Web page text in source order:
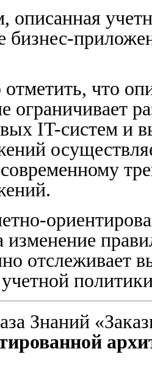
описанная
бизнес-
отметить, что
ограничивает
IT-систем и
современному
изменение
отслеживает
Знаний